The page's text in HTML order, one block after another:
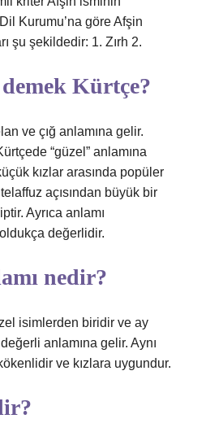
Kurumu’na göre Afşin
şu şekildedir: 1. Zırh 2.
Kürtçe?
ve çığ anlamına gelir.
“güzel” anlamına
kızlar arasında popüler
açısından büyük bir
Ayrıca anlamı
değerlidir.
nedir?
isimlerden biridir ve ay
anlamına gelir. Aynı
ve kızlara uygundur.